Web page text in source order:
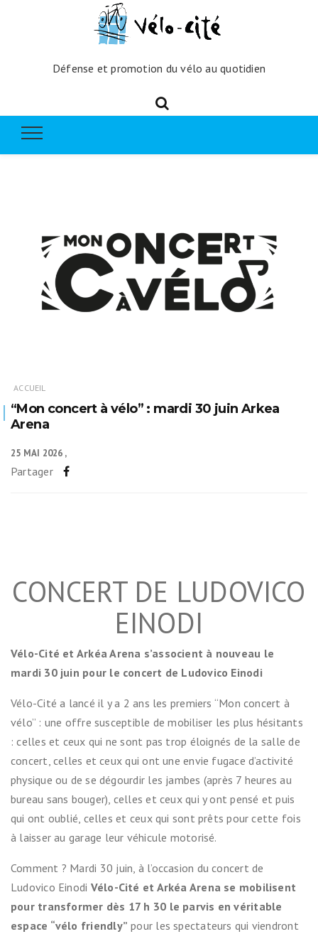
Défense et promotion du vélo au quotidien
ACCUEIL
“Mon concert à vélo” : mardi 30 juin Arkea
Arena
25 MAI 2026
Partager
CONCERT DE LUDOVICO
EINODI
Vélo-Cité et Arkéa Arena s’associent à nouveau le
mardi 30 juin pour le concert de Ludovico Einodi
Vélo-Cité a lancé il y a 2 ans les premiers “Mon concert à
vélo” : une offre susceptible de mobiliser les plus hésitants
: celles et ceux qui ne sont pas trop éloignés de la salle de
concert, celles et ceux qui ont une envie fugace d’activité
physique ou de se dégourdir les jambes (après 7 heures au
bureau sans bouger), celles et ceux qui y ont pensé et puis
qui ont oublié, celles et ceux qui sont prêts pour cette fois
à laisser au garage leur véhicule motorisé.
Comment ? Mardi 30 juin, à l’occasion du concert de
Ludovico Einodi Vélo-Cité et Arkéa Arena se mobilisent
pour transformer dès 17 h 30 le parvis en véritable
espace “vélo friendly” pour les spectateurs qui viendront